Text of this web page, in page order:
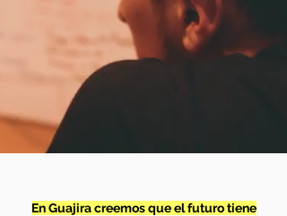
En Guajira creemos que el futuro tiene